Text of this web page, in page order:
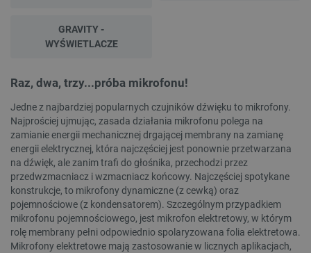
GRAVITY -
WYŚWIETLACZE
Raz, dwa, trzy...próba mikrofonu!
Jedne z najbardziej popularnych czujników dźwięku to mikrofony.
Najprościej ujmując, zasada działania mikrofonu polega na
zamianie energii mechanicznej drgającej membrany na zamianę
energii elektrycznej, która najczęściej jest ponownie przetwarzana
na dźwięk, ale zanim trafi do głośnika, przechodzi przez
przedwzmacniacz i wzmacniacz końcowy. Najczęściej spotykane
konstrukcje, to mikrofony dynamiczne (z cewką) oraz
pojemnościowe (z kondensatorem). Szczególnym przypadkiem
mikrofonu pojemnościowego, jest mikrofon elektretowy, w którym
rolę membrany pełni odpowiednio spolaryzowana folia elektretowa.
Mikrofony elektretowe mają zastosowanie w licznych aplikacjach,